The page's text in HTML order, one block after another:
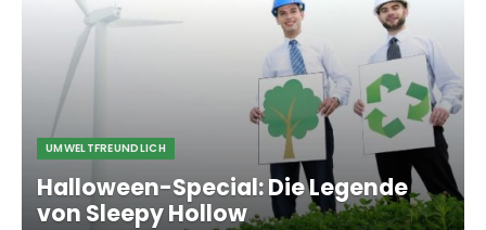
UMWELTFREUNDLICH
Halloween-Special: Die Legende
von Sleepy Hollow